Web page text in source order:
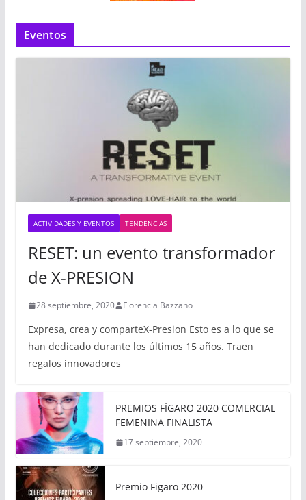
Eventos
ACTIVIDADES Y EVENTOS TENDENCIAS
RESET: un evento transformador
de X-PRESION
28 septiembre, 2020 Florencia Bazzano
Expresa, crea y comparteX-Presion Esto es a lo que se
han dedicado durante los últimos 15 años. Traen
regalos innovadores
PREMIOS FÍGARO 2020 COMERCIAL
FEMENINA FINALISTA
17 septiembre, 2020
Premio Figaro 2020